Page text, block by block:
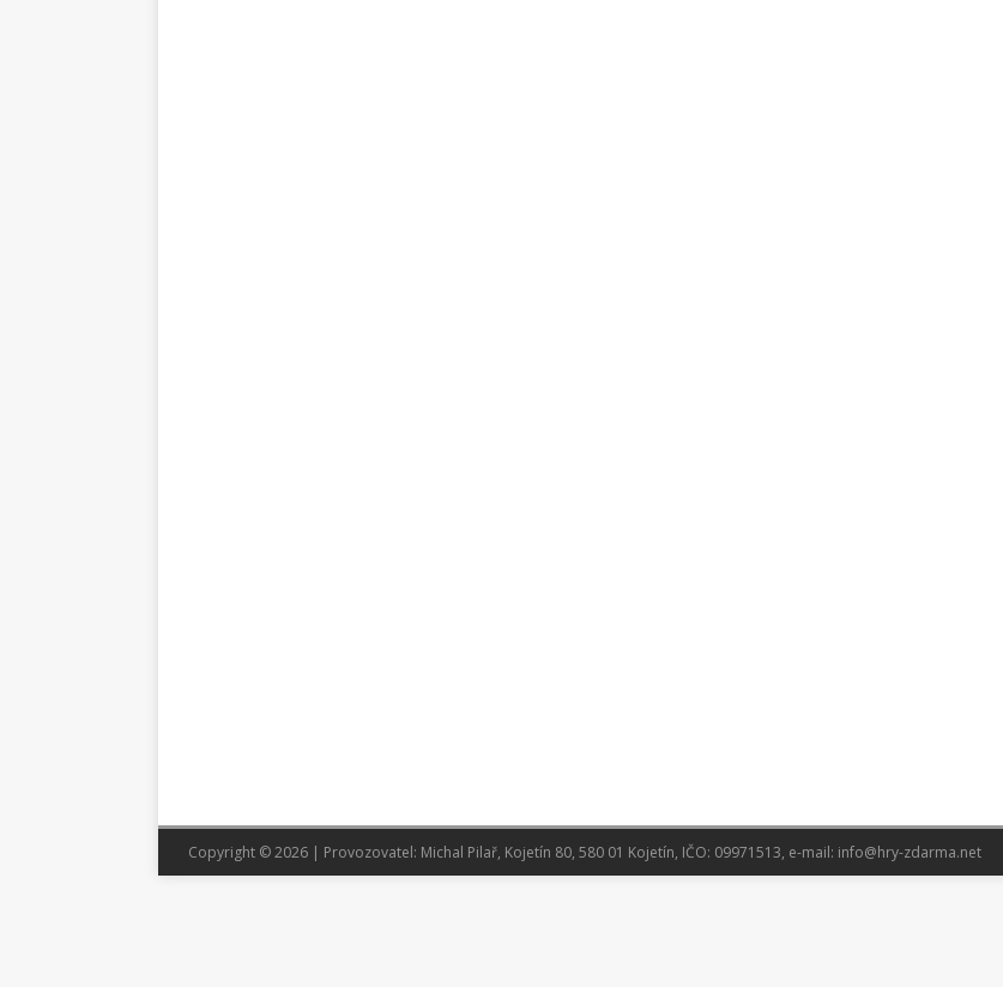
Copyright © 2026 | Provozovatel: Michal Pilař, Kojetín 80, 580 01 Kojetín, IČO: 09971513, e-mail: info@hry-zdarma.net